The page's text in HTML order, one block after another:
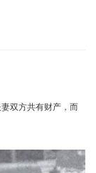
双方共有财产，而